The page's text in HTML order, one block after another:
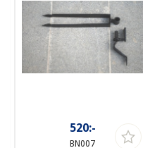
520:-
BN007